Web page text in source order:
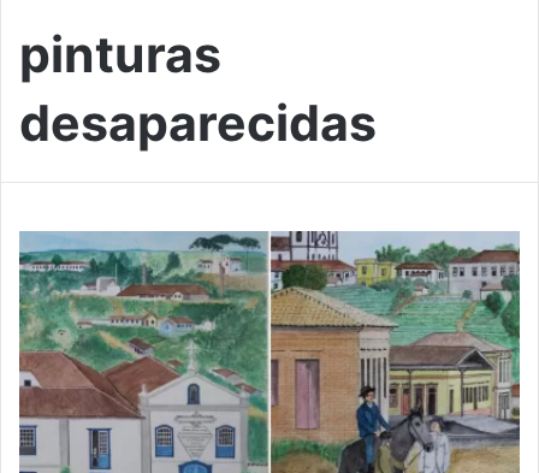
pinturas
desaparecidas